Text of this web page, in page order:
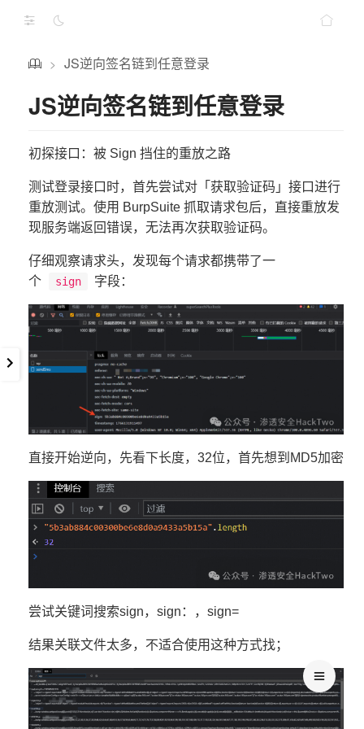
> JS逆向签名链到任意登录
JS逆向签名链到任意登录
初探接口：被 Sign 挡住的重放之路
测试登录接口时，首先尝试对「获取验证码」接口进行
重放测试。使用 BurpSuite 抓取请求包后，直接重放发
现服务端返回错误，无法再次获取验证码。
仔细观察请求头，发现每个请求都携带了一
个
sign 字段：
直接开始逆向，先看下长度，32位，首先想到MD5加密
尝试关键词搜索sign，sign：，sign=
结果关联文件太多，不适合使用这种方式找；